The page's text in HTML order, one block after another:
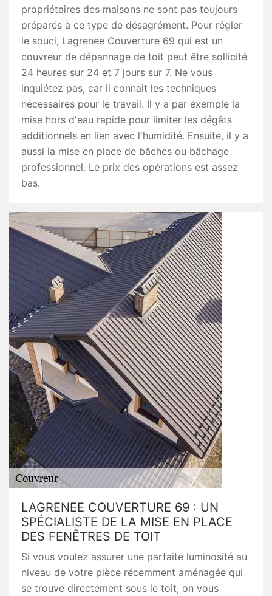
propriétaires des maisons ne sont pas toujours
préparés à ce type de désagrément. Pour régler
le souci, Lagrenee Couverture 69 qui est un
couvreur de dépannage de toit peut être sollicité
24 heures sur 24 et 7 jours sur 7. Ne vous
inquiétez pas, car il connait les techniques
nécessaires pour le travail. Il y a par exemple la
mise hors d'eau rapide pour limiter les dégâts
additionnels en lien avec l'humidité. Ensuite, il y a
aussi la mise en place de bâches ou bâchage
professionnel. Le prix des opérations est assez
bas.
LAGRENEE COUVERTURE 69 : UN
SPÉCIALISTE DE LA MISE EN PLACE
DES FENÊTRES DE TOIT
Si vous voulez assurer une parfaite luminosité au
niveau de votre pièce récemment aménagée qui
se trouve directement sous le toit, on vous